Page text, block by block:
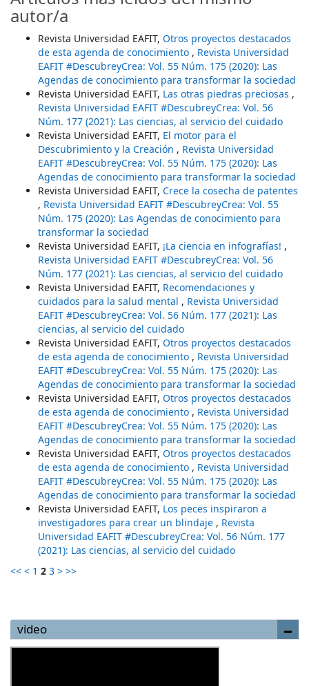
autor/a
Revista Universidad EAFIT, Otros proyectos destacados
de esta agenda de conocimiento , Revista Universidad
EAFIT #DescubreyCrea: Vol. 55 Núm. 175 (2020): Las
Agendas de conocimiento para transformar la sociedad
Revista Universidad EAFIT, Las otras piedras preciosas ,
Revista Universidad EAFIT #DescubreyCrea: Vol. 56
Núm. 177 (2021): Las ciencias, al servicio del cuidado
Revista Universidad EAFIT, El motor para el
Descubrimiento y la Creación , Revista Universidad
EAFIT #DescubreyCrea: Vol. 55 Núm. 175 (2020): Las
Agendas de conocimiento para transformar la sociedad
Revista Universidad EAFIT, Crece la cosecha de patentes
, Revista Universidad EAFIT #DescubreyCrea: Vol. 55
Núm. 175 (2020): Las Agendas de conocimiento para
transformar la sociedad
Revista Universidad EAFIT, ¡La ciencia en infografías! ,
Revista Universidad EAFIT #DescubreyCrea: Vol. 56
Núm. 177 (2021): Las ciencias, al servicio del cuidado
Revista Universidad EAFIT, Recomendaciones y
cuidados para la salud mental , Revista Universidad
EAFIT #DescubreyCrea: Vol. 56 Núm. 177 (2021): Las
ciencias, al servicio del cuidado
Revista Universidad EAFIT, Otros proyectos destacados
de esta agenda de conocimiento , Revista Universidad
EAFIT #DescubreyCrea: Vol. 55 Núm. 175 (2020): Las
Agendas de conocimiento para transformar la sociedad
Revista Universidad EAFIT, Otros proyectos destacados
de esta agenda de conocimiento , Revista Universidad
EAFIT #DescubreyCrea: Vol. 55 Núm. 175 (2020): Las
Agendas de conocimiento para transformar la sociedad
Revista Universidad EAFIT, Otros proyectos destacados
de esta agenda de conocimiento , Revista Universidad
EAFIT #DescubreyCrea: Vol. 55 Núm. 175 (2020): Las
Agendas de conocimiento para transformar la sociedad
Revista Universidad EAFIT, Los peces inspiraron a
investigadores para crear un blindaje , Revista
Universidad EAFIT #DescubreyCrea: Vol. 56 Núm. 177
(2021): Las ciencias, al servicio del cuidado
<< < 1 2 3 > >>
video